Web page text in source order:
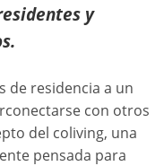
y
de residencia a un
con otros
del coliving, una
pensada para